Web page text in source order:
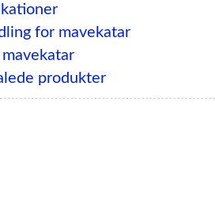
for mavekatar
produkter